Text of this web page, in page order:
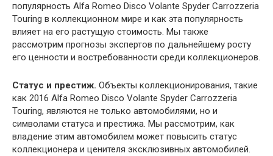
популярность Alfa Romeo Disco Volante Spyder Carrozzeria
Touring в коллекционном мире и как эта популярность
влияет на его растущую стоимость. Мы также
рассмотрим прогнозы экспертов по дальнейшему росту
его ценности и востребованности среди коллекционеров.
Статус и престиж. Объекты коллекционирования, такие
как 2016 Alfa Romeo Disco Volante Spyder Carrozzeria
Touring, являются не только автомобилями, но и
символами статуса и престижа. Мы рассмотрим, как
владение этим автомобилем может повысить статус
коллекционера и ценителя эксклюзивных автомобилей.